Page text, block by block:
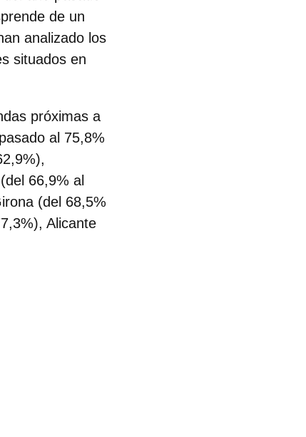
de un
analizado los
situados en
próximas a
al 75,8%
66,9% al
(del 68,5%
Alicante